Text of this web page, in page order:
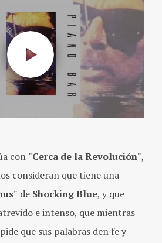
con "Cerca de la Revolución",
consideran que tiene una
de Shocking Blue, y que
e intenso, que mientras
que sus palabras den fe y